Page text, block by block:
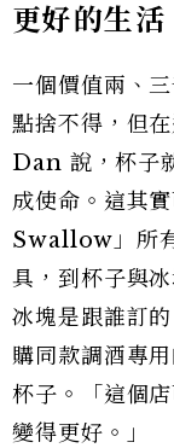
更好的生活
一個價值兩、
點捨不得，但
Dan 說，杯子
成使命。這其
Swallow」所
具，到杯子與
冰塊是跟誰訂
購同款調酒專
杯子。「這個
變得更好。」